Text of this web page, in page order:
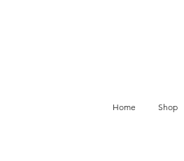
Home Shop